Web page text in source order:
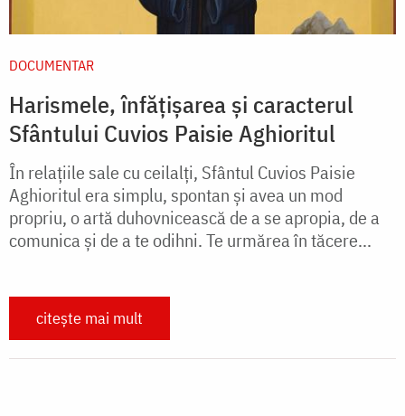
DOCUMENTAR
Harismele, înfățișarea și caracterul
Sfântului Cuvios Paisie Aghioritul
În relaţiile sale cu ceilalţi, Sfântul Cuvios Paisie
Aghioritul era simplu, spontan şi avea un mod
propriu, o artă duhovnicească de a se apropia, de a
comunica şi de a te odihni. Te urmărea în tăcere...
citește mai mult